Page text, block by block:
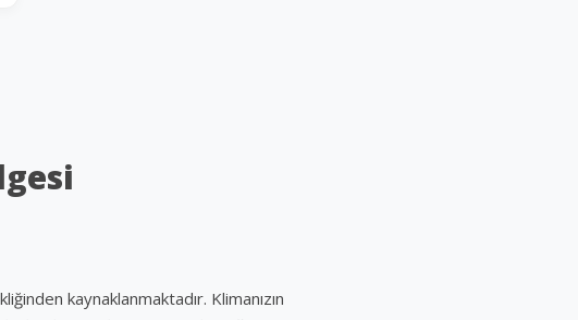
kaynaklanmaktadır. Klimanızın